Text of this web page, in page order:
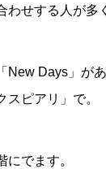
せする人が多
Days」が
ピアリ」で。
でます。